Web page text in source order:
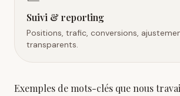
Suivi & reporting
Positions, trafic, conversions,
transparents.
Exemples de mots-clés que nous